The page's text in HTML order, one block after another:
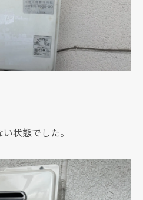
状態でした。